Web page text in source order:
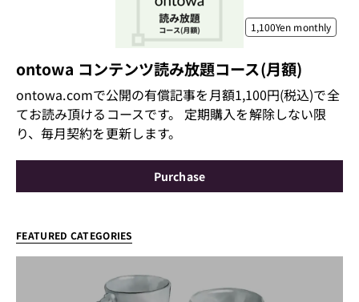
1,100Yen monthly
ontowa コンテンツ読み放題コース(月額)
ontowa.comで公開の有償記事を月額1,100円(税込)で全
てお読み頂けるコースです。 定期購入を解除しない限
り、毎月契約を更新します。
Purchase
FEATURED CATEGORIES